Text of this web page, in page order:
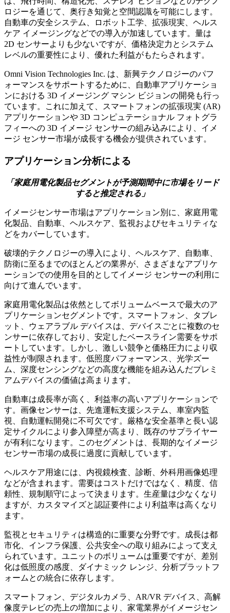
ロジーを通じて、奥行き知覚と空間認識を可能にします。
自動車の安全システム、ロボット工学、拡張現実、ヘルス
ケア イメージングなどでの導入が加速しています。量は
2D センサーよりも少ないですが、価格決定力とシステム
レベルの重要性により、優れた利益がもたらされます。
Omni Vision Technologies Inc. は、新興テクノロジーのパフ
ォーマンスをサポートするために、自動車アプリケーショ
ンにおける 3D イメージング マシン ビジョンの開発も行っ
ています。これに加えて、スマートフォンの拡張現実 (AR)
アプリケーションや 3D コンピュテーショナル フォトグラ
フィーへの 3D イメージ センサーの組み込みにより、イメ
ージ センサー市場が成長する機会が提供されています。
アプリケーション分析による
「家庭用電化製品セグメントが予測期間中に市場をリード
すると推定される」
イメージセンサー市場はアプリケーション別に、家庭用電
化製品、自動車、ヘルスケア、監視およびセキュリティな
どをカバーしています。
破壊的テクノロジーの導入により、ヘルスケア、自動車、
防衛に至るまでのほとんどの業界が、さまざまなアプリケ
ーションでの使用を目的としてイメージ センサーの利用に
向けて進んでいます。
家庭用電化製品は依然としてボリュームベースで最大のア
プリケーションセグメントです。スマートフォン、タブレ
ット、ウェアラブル デバイスは、デバイスごとに複数のセ
ンサーに依存しており、安定したベースライン需要をサポ
ートしています。しかし、激しい競争と価格圧力により収
益性が制限されます。低照度パフォーマンス、光学ズー
ム、深度センシングなどの高度な機能を組み込んだプレミ
アムデバイスの価値は高まります。
自動車は成長率が高く、利益率の高いアプリケーションで
す。画像センサーは、先進運転支援システム、車室内監
視、自動運転開発に不可欠です。厳格な安全基準と長い認
定サイクルにより参入障壁が高まり、既存のサプライヤー
が有利になります。このセグメントは、長期的なイメージ
センサー市場の成長に過度に貢献しています。
ヘルスケア用途には、内視鏡検査、診断、外科用画像処理
などが含まれます。需要はコストだけではなく、精度、信
頼性、規制順守によって決まります。生産量は少なくなり
ますが、カスタマイズと認証要件により利益率は高くなり
ます。
監視とセキュリティは構造的に重要な分野です。成長は都
市化、インフラ保護、公共安全への取り組みによって支え
られています。ユニットのボリュームは重要ですが、差別
化は低照度の感度、ダイナミック レンジ、分析プラットフ
ォームとの統合に依存します。
スマートフォン、デジタルカメラ、AR/VR デバイス、高解
像度テレビの売上の増加により、家電業界がイメージセン